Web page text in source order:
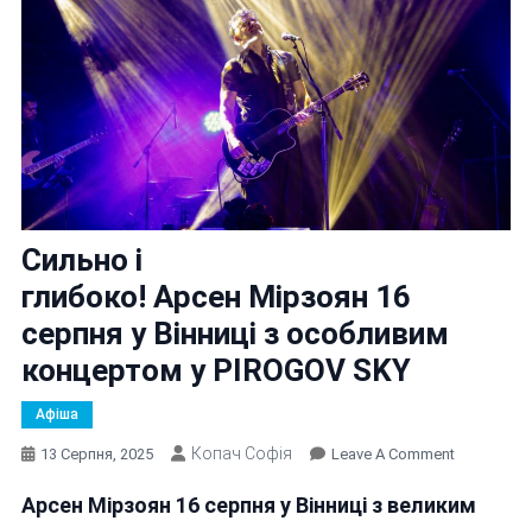
Сильно і
глибоко! Арсен Мірзоян 16
серпня у Вінниці з особливим
концертом у PIROGOV SKY
Афіша
13 Серпня, 2025 Копач Софія Leave A CommentOn
І
Арсен Мірзоян 16 серпня у Вінниці з великим